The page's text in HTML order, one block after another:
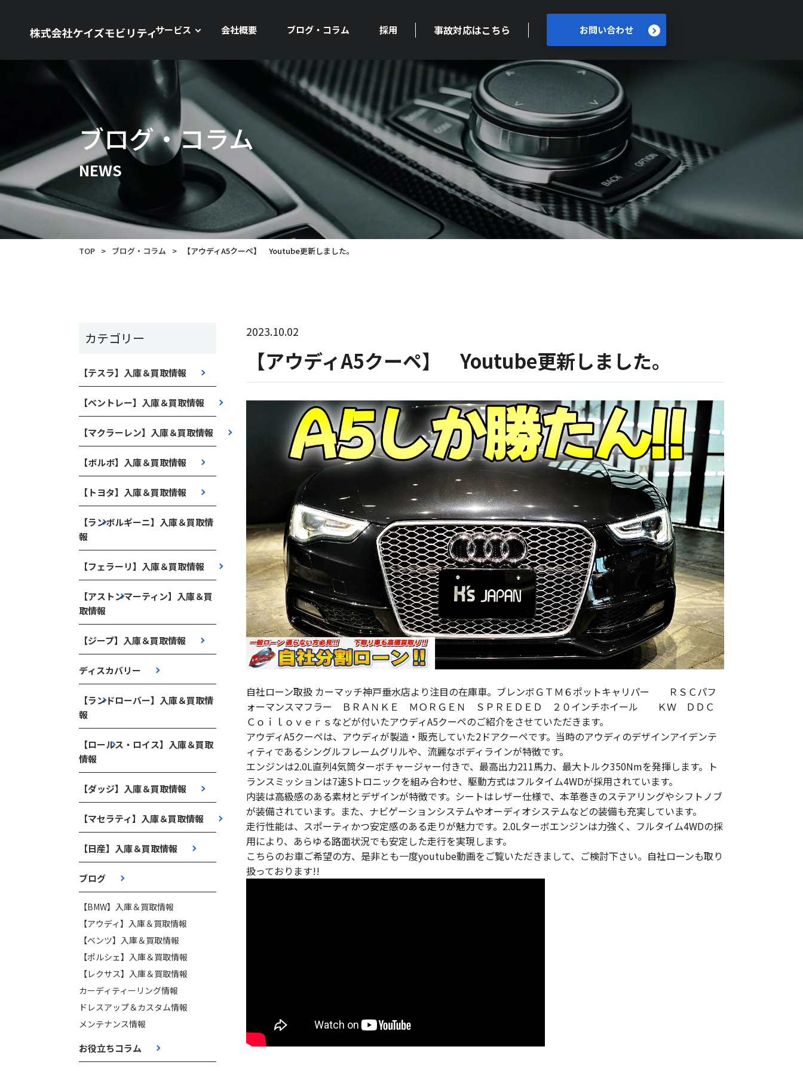
サービス 会社概要 ブログ・コラム 採用 事故対応はこちら お問い合わせ
ブログ・コラム
NEWS
TOP > ブログ・コラム > 【アウディA5クーペ】 Youtube更新しました。
カテゴリー
【テスラ】入庫＆買取情報
【ベントレー】入庫＆買取情報
【マクラーレン】入庫＆買取情報
【ボルボ】入庫＆買取情報
【トヨタ】入庫＆買取情報
【ランボルギーニ】入庫＆買取情
報
【フェラーリ】入庫＆買取情報
【アストンマーティン】入庫＆買
取情報
【ジープ】入庫＆買取情報
ディスカバリー
【ランドローバー】入庫＆買取情
報
【ロールス・ロイス】入庫＆買取
情報
【ダッジ】入庫＆買取情報
【マセラティ】入庫＆買取情報
【日産】入庫＆買取情報
ブログ
【BMW】入庫＆買取情報
【アウディ】入庫＆買取情報
【ベンツ】入庫＆買取情報
【ポルシェ】入庫＆買取情報
【レクサス】入庫＆買取情報
カーディティーリング情報
ドレスアップ＆カスタム情報
メンテナンス情報
お役立ちコラム
2023.10.02
【アウディA5クーペ】 Youtube更新しました。
自社ローン取扱 カーマッチ神戸垂水店より注目の在庫車。ブレンボＧＴＭ６ポットキャリパー ＲＳＣパフ
ォーマンスマフラー ＢＲＡＮＫＥ ＭＯＲＧＥＮ ＳＰＲＥＤＥＤ ２０インチホイール ＫＷ ＤＤＣ
Ｃｏｉｌｏｖｅｒｓなどが付いたアウディA5クーペのご紹介をさせていただきます。
アウディA5クーペは、アウディが製造・販売していた2ドアクーペです。当時のアウディのデザインアイデンテ
ィティであるシングルフレームグリルや、流麗なボディラインが特徴です。
エンジンは2.0L直列4気筒ターボチャージャー付きで、最高出力211馬力、最大トルク350Nmを発揮します。ト
ランスミッションは7速Sトロニックを組み合わせ、駆動方式はフルタイム4WDが採用されています。
内装は高級感のある素材とデザインが特徴です。シートはレザー仕様で、本革巻きのステアリングやシフトノブ
が装備されています。また、ナビゲーションシステムやオーディオシステムなどの装備も充実しています。
走行性能は、スポーティかつ安定感のある走りが魅力です。2.0Lターボエンジンは力強く、フルタイム4WDの採
用により、あらゆる路面状況でも安定した走行を実現します。
こちらのお車ご希望の方、是非とも一度youtube動画をご覧いただきまして、ご検討下さい。自社ローンも取り
扱っております!!